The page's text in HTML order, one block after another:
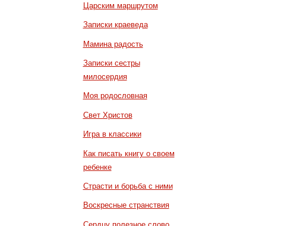
Царским маршрутом
Записки краеведа
Мамина радость
Записки сестры
милосердия
Моя родословная
Свет Христов
Игра в классики
Как писать книгу о своем
ребенке
Страсти и борьба с ними
Воскресные странствия